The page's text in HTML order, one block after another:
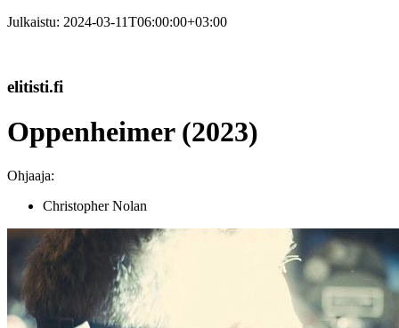
Julkaistu: 2024-03-11T06:00:00+03:00
elitisti.fi
Oppenheimer (2023)
Ohjaaja:
Christopher Nolan